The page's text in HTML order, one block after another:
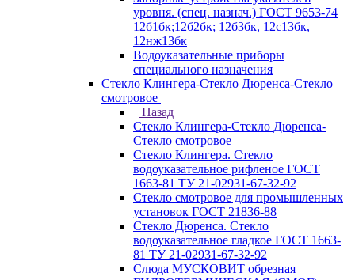
уровня. (спец. назнач.) ГОСТ 9653-74
12б1бк;12б2бк; 12б3бк, 12с13бк,
12нж13бк
Водоуказательные приборы
специального назначения
Стекло Клингера-Стекло Дюренса-Стекло
смотровое
Назад
Стекло Клингера-Стекло Дюренса-
Стекло смотровое
Стекло Клингера. Стекло
водоуказательное рифленое ГОСТ
1663-81 ТУ 21-02931-67-32-92
Стекло смотровое для промышленных
установок ГОСТ 21836-88
Стекло Дюренса. Стекло
водоуказательное гладкое ГОСТ 1663-
81 ТУ 21-02931-67-32-92
Слюда МУСКОВИТ обрезная